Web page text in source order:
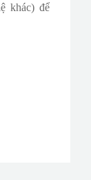
khác) để